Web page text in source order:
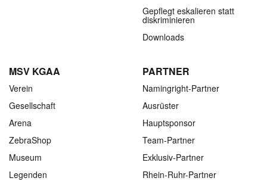
Gepflegt eskalieren statt
diskriminieren
Downloads
MSV KGAA
Verein
Gesellschaft
Arena
ZebraShop
Museum
Legenden
PARTNER
Namingright-Partner
Ausrüster
Hauptsponsor
Team-Partner
Exklusiv-Partner
Rhein-Ruhr-Partner